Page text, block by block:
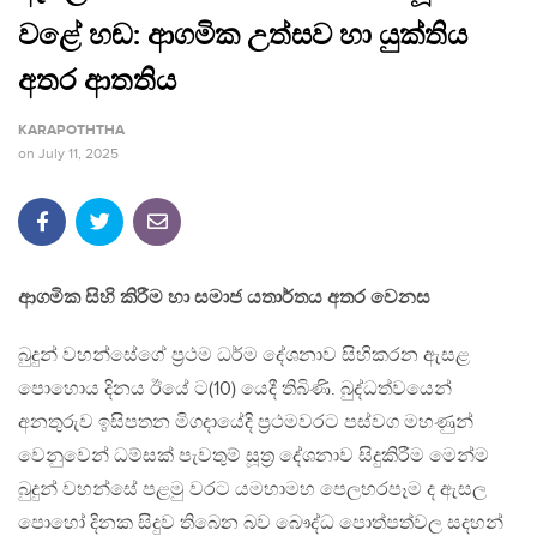
වළේ හඬ: ආගමික උත්සව හා යුක්තිය
අතර ආතතිය
KARAPOTHTHA
on July 11, 2025
ආගමික සිහි කිරීම හා සමාජ යතාර්තය අතර වෙනස
බුදුන් වහන්සේගේ ප්‍රථම ධර්ම දේශනාව සිහිකරන ඇසළ
පොහොය දිනය ඊයේ ට(10) යෙදී තිබිණි. බුද්ධත්වයෙන්
අනතුරුව ඉසිපතන මිගදායේදි ප්‍රථමවරට පස්වග මහණුන්
වෙනුවෙන් ධම්සක් පැවතුම් සූත්‍ර දේශනාව සිදුකිරීම මෙන්ම
බුදුන් වහන්සේ පළමු වරට යමහාමහ පෙලහරපෑම ද ඇසල
පොහෝ දිනක සිදුව තිබෙන බව බෞද්ධ පොත්පත්වල සදහන්